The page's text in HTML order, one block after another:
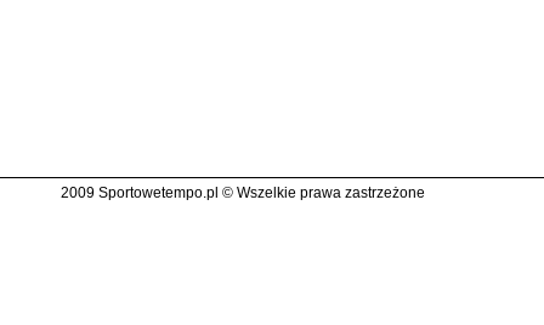
2009 Sportowetempo.pl © Wszelkie prawa zastrzeżone